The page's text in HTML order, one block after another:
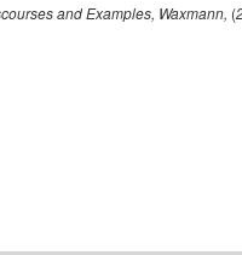
and Examples, Waxmann, (